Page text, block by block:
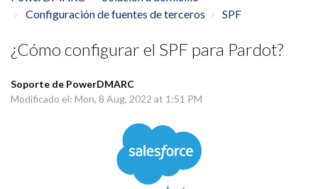
Configuración de fuentes de terceros
SPF
¿Cómo configurar el SPF para Pardot?
Soporte de PowerDMARC
Modificado el: Mon, 8 Aug, 2022 at 1:51 PM